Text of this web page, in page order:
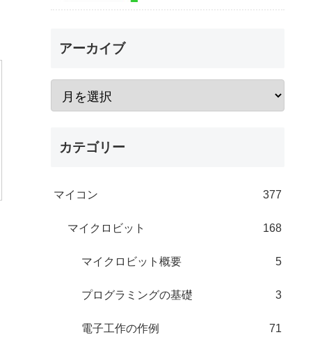
アーカイブ
カテゴリー
マイコン 377
マイクロビット 168
マイクロビット概要 5
プログラミングの基礎 3
電子工作の作例 71